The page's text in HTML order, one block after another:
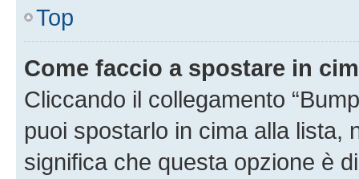
Top
Come faccio a spostare in
Cliccando il collegamento
puoi spostarlo in cima alla lista,
significa che questa opzione è